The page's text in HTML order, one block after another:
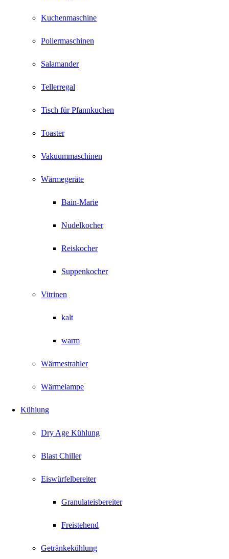
Kuchenmaschine
Poliermaschinen
Salamander
Tellerregal
Tisch für Pfannkuchen
Toaster
Vakuummaschinen
Wärmegeräte
Bain-Marie
Nudelkocher
Reiskocher
Suppenkocher
Vitrinen
kalt
warm
Wärmestrahler
Wärmelampe
Kühlung
Dry Age Kühlung
Blast Chiller
Eiswürfelbereiter
Granulateisbereiter
Freistehend
Getränkekühlung